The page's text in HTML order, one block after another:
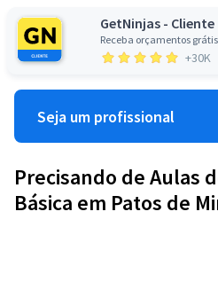
GetNinjas - Cliente
Receba orçamentos grátis
+30K
Seja um profissional
Precisando de Aulas
Básica em Patos de